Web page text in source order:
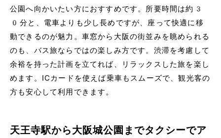
公園へ向かいたい方におすすめです。所要時間は約3
0分と、電車よりも少し長めですが、座って快適に移
動できるのが魅力。車窓から大阪の街並みを眺められる
のも、バス旅ならではの楽しみ方です。渋滞を考慮して
余裕を持った計画を立てれば、リラックスした旅を楽し
めます。ICカードを使えば乗車もスムーズで、観光客の
方も安心して利用できます。
天王寺駅から大阪城公園までタクシーでア